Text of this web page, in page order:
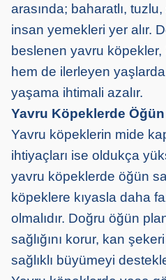
arasında; baharatlı,
insan yemekleri yer alır.
beslenen yavru köpekler,
hem de ilerleyen
yaşama ihtimali azalır.
Yavru Köpeklerde Öğün
Yavru köpeklerin mide
ihtiyaçları ise oldukça
yavru köpeklerde öğün
köpeklere kıyasla daha
olmalıdır. Doğru öğün
sağlığını korur, kan
sağlıklı büyümeyi